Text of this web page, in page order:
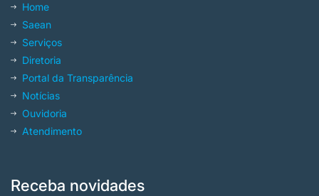
Home
Saean
Serviços
Diretoria
Portal da Transparência
Notícias
Ouvidoria
Atendimento
Receba novidades